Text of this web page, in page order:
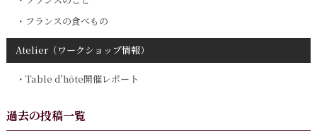
フランスの食べもの
Atelier（ワークショップ情報）
Table d'hôte開催レポート
過去の投稿一覧